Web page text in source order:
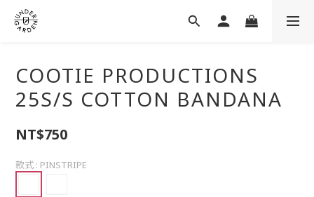
COOTIE PRODUCTIONS
25S/S COTTON BANDANA
NT$750
款式 : PINSTRIPE